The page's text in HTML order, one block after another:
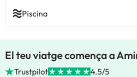
Piscina
El teu viatge comença a
Trustpilot 4.5/5